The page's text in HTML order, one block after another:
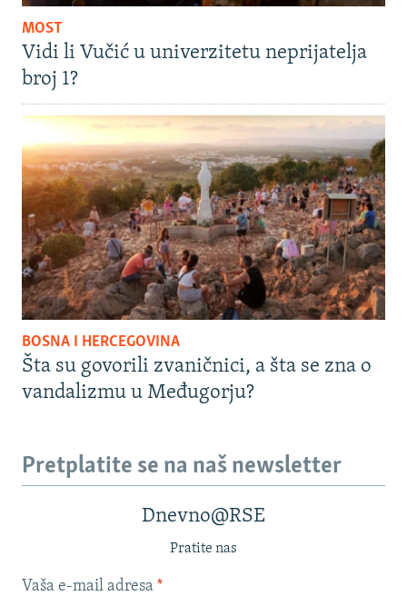
MOST
Vidi li Vučić u univerzitetu neprijatelja
broj 1?
BOSNA I HERCEGOVINA
Šta su govorili zvaničnici, a šta se zna o
vandalizmu u Međugorju?
Pretplatite se na naš newsletter
Dnevno@RSE
Pratite nas
Vaša e-mail adresa *